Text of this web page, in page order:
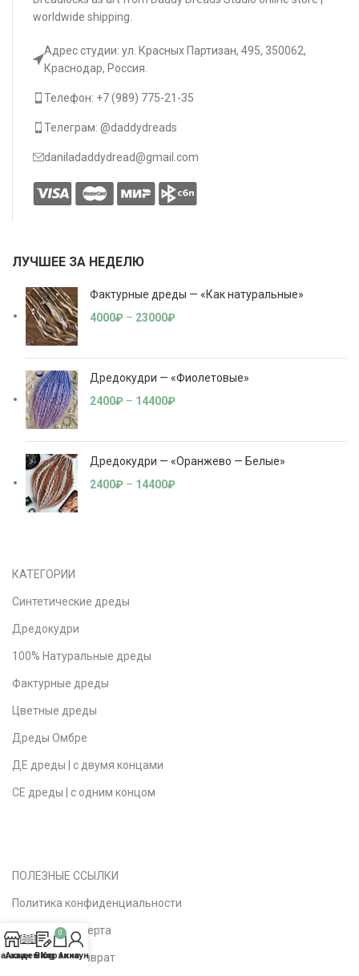
worldwide shipping.
Адрес студии: ул. Красных Партизан, 495, 350062,
Краснодар, Россия.
Телефон: +7 (989) 775-21-35
Телеграм: @daddydreads
daniladaddydread@gmail.com
ЛУЧШЕЕ ЗА НЕДЕЛЮ
Фактурные дреды — «Как натуральные»
4000₽ – 23000₽
Дредокудри — «Фиолетовые»
2400₽ – 14400₽
Дредокудри — «Оранжево — Белые»
2400₽ – 14400₽
КАТЕГОРИИ
Синтетические дреды
Дредокудри
100% Натуральные дреды
Фактурные дреды
Цветные дреды
Дреды Омбре
ДЕ дреды | с двумя концами
СЕ дреды | с одним концом
ПОЛЕЗНЫЕ ССЫЛКИ
Политика конфиденциальности
Публичная оферта
Доставка | Возврат
Академия
Blog
0
Корзина
Аккаунт